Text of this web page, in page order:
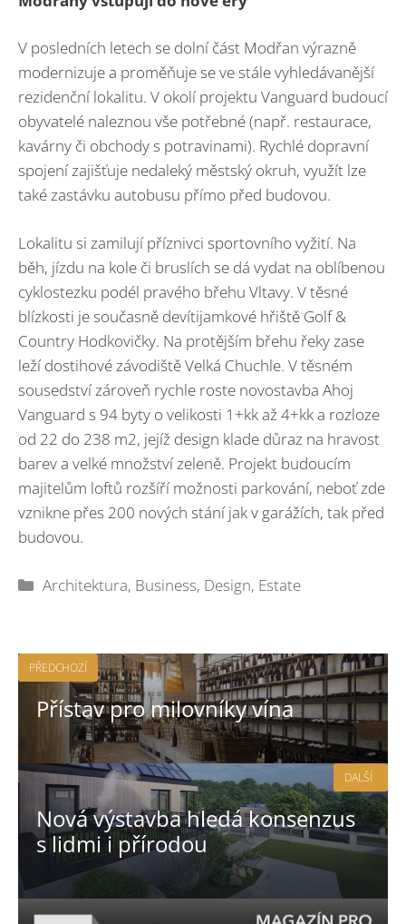
V posledních letech se dolní část Modřan výrazně
modernizuje a proměňuje se ve stále vyhledávanější
rezidenční lokalitu. V okolí projektu Vanguard budoucí
obyvatelé naleznou vše potřebné (např. restaurace,
kavárny či obchody s potravinami). Rychlé dopravní
spojení zajišťuje nedaleký městský okruh, využít lze
také zastávku autobusu přímo před budovou.
Lokalitu si zamilují příznivci sportovního vyžití. Na
běh, jízdu na kole či bruslích se dá vydat na oblíbenou
cyklostezku podél pravého břehu Vltavy. V těsné
blízkosti je současně devítijamkové hřiště Golf &
Country Hodkovičky. Na protějším břehu řeky zase
leží dostihové závodiště Velká Chuchle. V těsném
sousedství zároveň rychle roste novostavba Ahoj
Vanguard s 94 byty o velikosti 1+kk až 4+kk a rozloze
od 22 do 238 m2, jejíž design klade důraz na hravost
barev a velké množství zeleně. Projekt budoucím
majitelům loftů rozšíří možnosti parkování, neboť zde
vznikne přes 200 nových stání jak v garážích, tak před
budovou.
Rubriky
Architektura, Business, Design, Estate
PŘEDCHOZÍ
Přístav pro milovníky vína
Nová výstavba hledá konsenzus
s lidmi i přírodou
DALŠÍ